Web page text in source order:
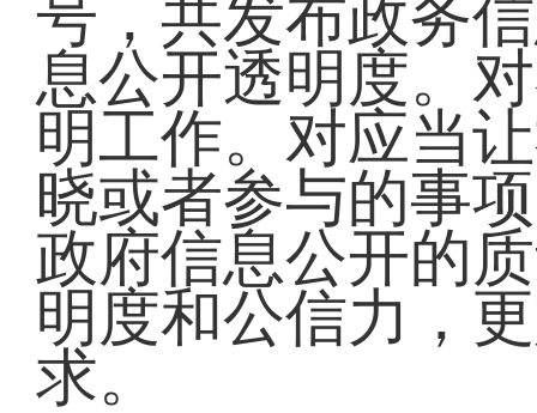
号，共发布政务
息公开透明度。
明工作。对应当
晓或者参与的事
政府信息公开的
明度和公信力，
求。